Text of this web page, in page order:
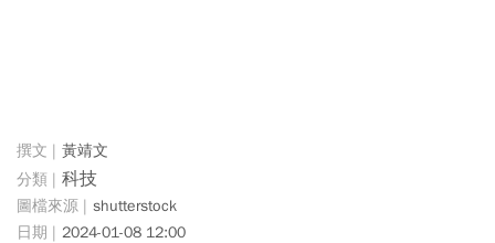
黃靖文
科技
shutterstock
2024-01-08 12:00